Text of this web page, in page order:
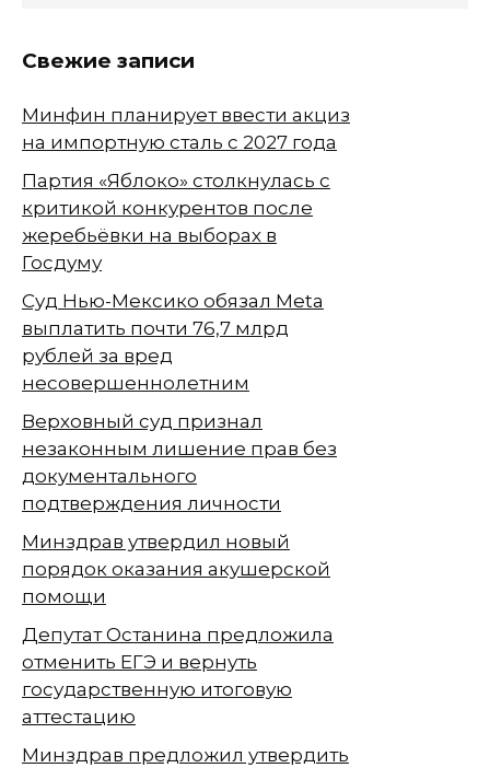
Свежие записи
Минфин планирует ввести акциз
на импортную сталь с 2027 года
Партия «Яблоко» столкнулась с
критикой конкурентов после
жеребьёвки на выборах в
Госдуму
Суд Нью-Мексико обязал Meta
выплатить почти 76,7 млрд
рублей за вред
несовершеннолетним
Верховный суд признал
незаконным лишение прав без
документального
подтверждения личности
Минздрав утвердил новый
порядок оказания акушерской
помощи
Депутат Останина предложила
отменить ЕГЭ и вернуть
государственную итоговую
аттестацию
Минздрав предложил утвердить